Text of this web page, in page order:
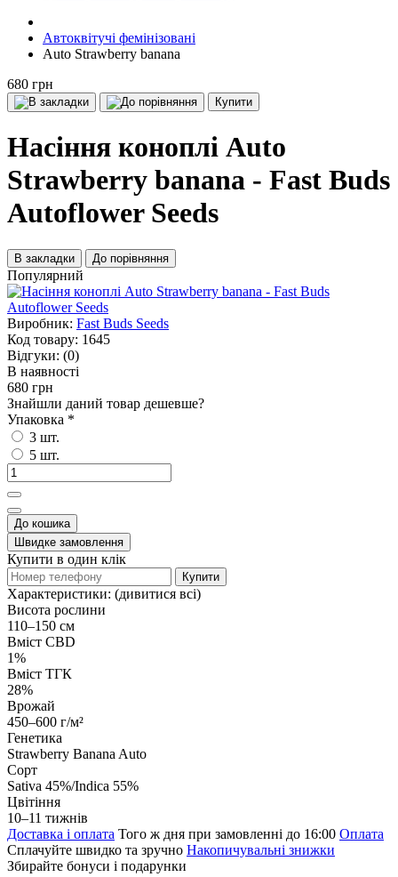
Автоквітучі фемінізовані
Auto Strawberry banana
680 грн
Купити
Насіння коноплі Auto
Strawberry banana - Fast Buds
Autoflower Seeds
В закладки До порівняння
Популярний
Виробник: Fast Buds Seeds
Код товару: 1645
Відгуки: (0)
В наявності
680 грн
Знайшли даний товар дешевше?
Упаковка *
3 шт.
5 шт.
До кошика
Швидке замовлення
Купити в один клік
Купити
Характеристики: (дивитися всі)
Висота рослини
110–150 см
Вміст CBD
1%
Вміст ТГК
28%
Врожай
450–600 г/м²
Генетика
Strawberry Banana Auto
Сорт
Sativa 45%/Indica 55%
Цвітіння
10–11 тижнів
Доставка і оплата Того ж дня при замовленні до 16:00 Оплата
Сплачуйте швидко та зручно Накопичувальні знижки
Збирайте бонуси і подарунки